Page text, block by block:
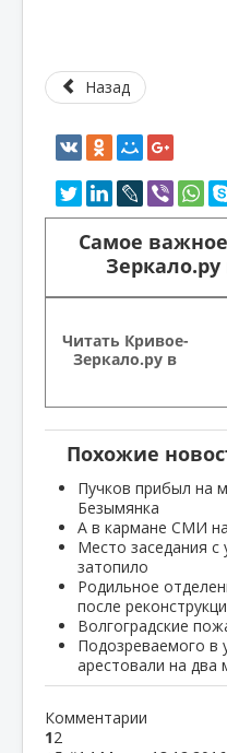
Назад
Самое
Зеркало.ру
Читать Кривое-
Зеркало.ру в
Похожие
Пучков прибыл на
Безымянка
А в кармане СМИ
Место заседания
затопило
Родильное
после
Волгоградские
Подозреваемого в
арестовали на два
Комментарии
12